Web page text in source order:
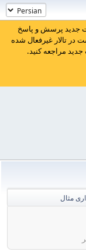
جدید پرسش و پاسخ
در تالار غیرفعال شده
مراجعه کنید.
مثال